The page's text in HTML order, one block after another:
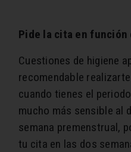
Pide la cita en función
Cuestiones de higiene
recomendable
cuando tienes el
mucho más sensible al
semana premenstrual,
tu cita en las dos